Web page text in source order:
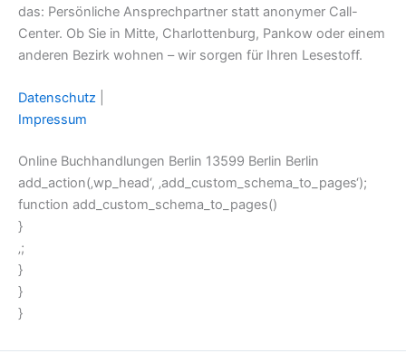
das: Persönliche Ansprechpartner statt anonymer Call-
Center. Ob Sie in Mitte, Charlottenburg, Pankow oder einem
anderen Bezirk wohnen – wir sorgen für Ihren Lesestoff.
Datenschutz
Impressum
Online Buchhandlungen Berlin 13599 Berlin Berlin
add_action(‚wp_head‘, ‚add_custom_schema_to_pages‘);
function add_custom_schema_to_pages()
}
‚;
}
}
}